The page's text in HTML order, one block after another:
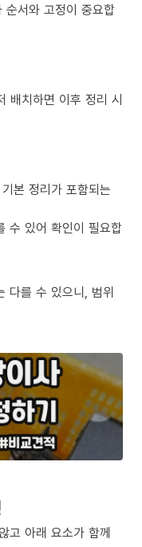
순서와 고정이 중요합
배치하면 이후 정리 시
본 정리가 포함되는
수 있어 확인이 필요합
다를 수 있으니, 범위
고 아래 요소가 함께